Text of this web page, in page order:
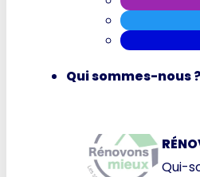
Qui sommes-nous ?
Qui-